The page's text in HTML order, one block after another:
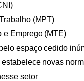
(MPT)
e Emprego (MTE)
espaço cedido
novas
setor